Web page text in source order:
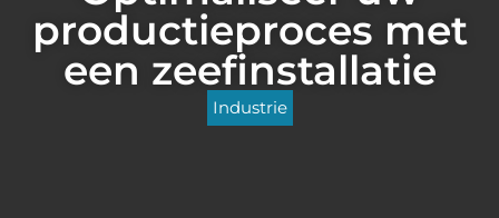
productieproces met
een zeefinstallatie
Industrie